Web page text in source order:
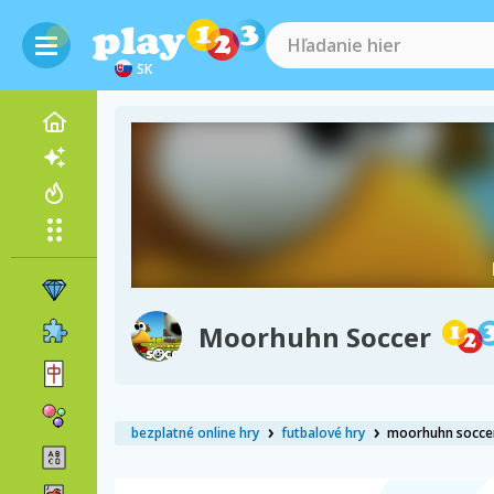
SK
Moorhuhn Soccer
bezplatné online hry futbalové hry moorhuhn